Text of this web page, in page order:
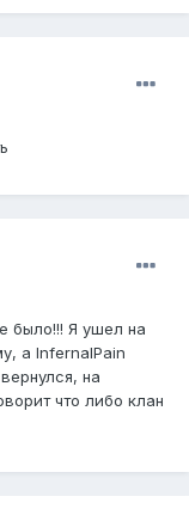
было!!! Я ушел на
а InfernalPain
на
что либо клан